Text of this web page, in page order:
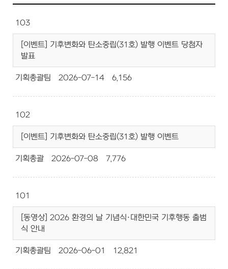
103
[이벤트] 기후변화와 탄소중립(31호) 발행 이벤트 당첨자
발표
기획총괄팀 2026-07-14 6,156
102
[이벤트] 기후변화와 탄소중립(31호) 발행 이벤트
기획총괄 2026-07-08 7,776
101
[동영상] 2026 환경의 날 기념식·대한민국 기후행동 출범
식 안내
기획총괄팀 2026-06-01 12,821